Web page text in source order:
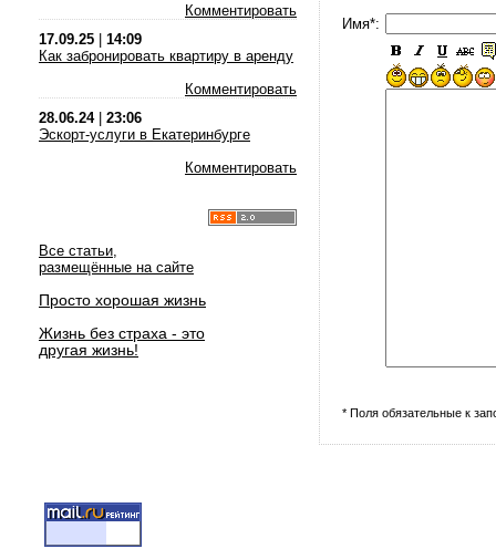
Комментировать
17.09.25
14:09
Как забронировать квартиру в аренду
Комментировать
28.06.24| 23:06
Эскорт-услуги в Екатеринбурге
Комментировать
Все статьи,
размещённые на сайте
Просто хорошая жизнь
Жизнь без страха - это
другая жизнь!
Имя*:
* Поля обязательные к